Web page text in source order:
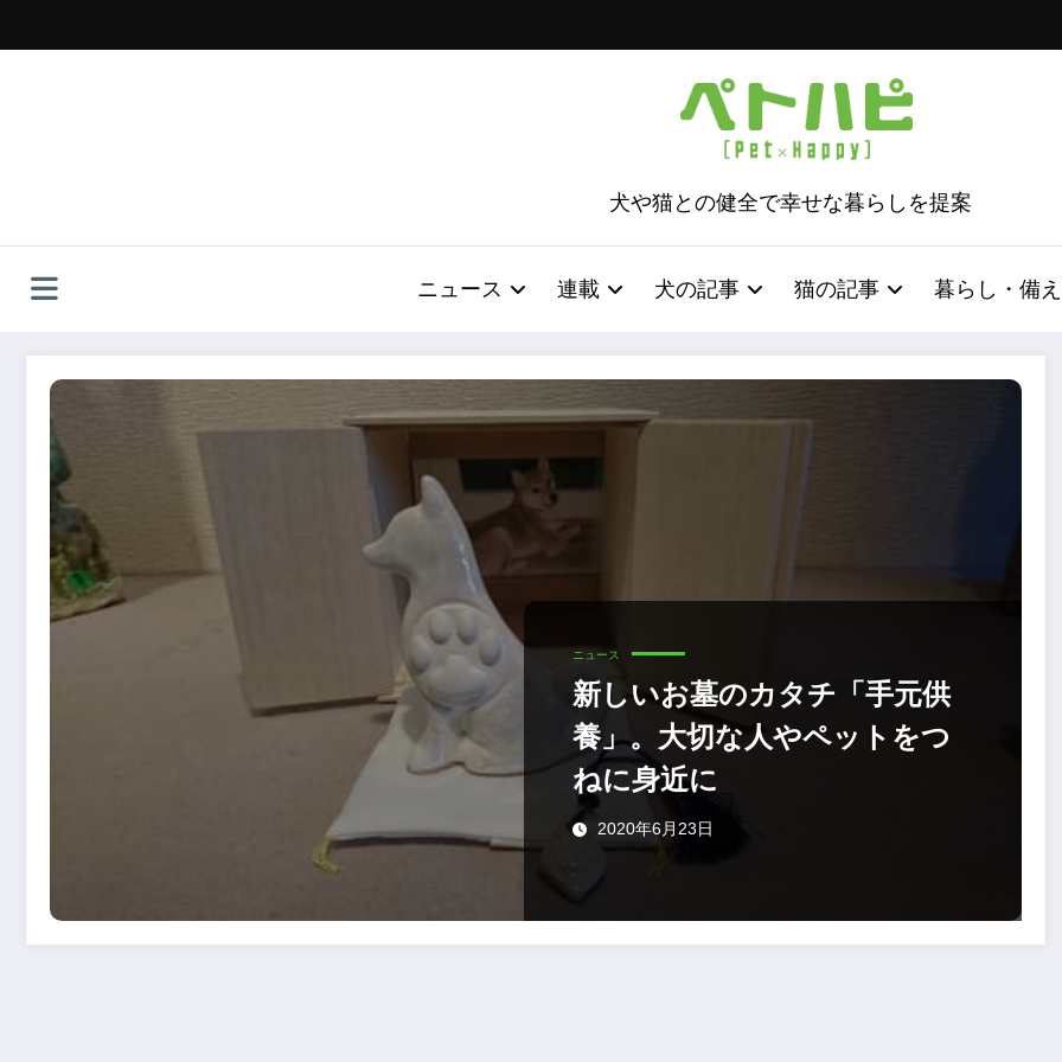
ッ
犬や猫との健全で幸せな暮らしを提案
ニュース 連載 犬の記事 猫の記事 暮らし・備え
ニュース
新しいお墓のカタチ「手元供
養」。大切な人やペットをつ
ねに身近に
2020年6月23日